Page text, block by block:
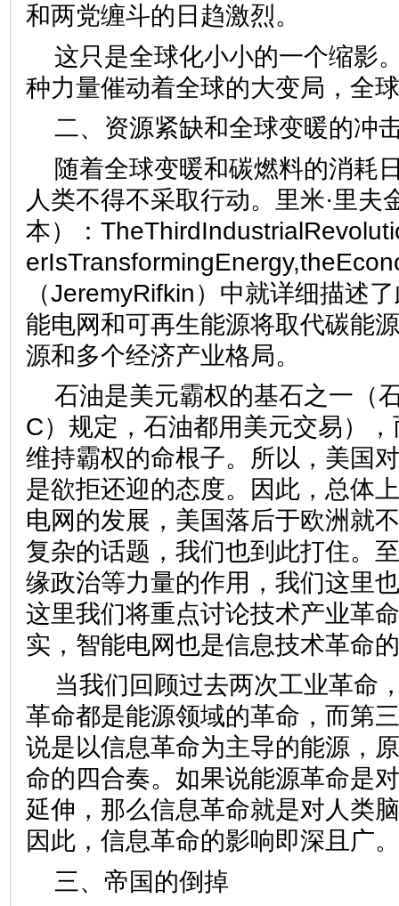
和两党缠斗的日趋激烈。
这只是全球化小小的一个缩影
种力量催动着全球的大变局，全
二、资源紧缺和全球变暖的冲
随着全球变暖和碳燃料的消耗
人类不得不采取行动。里米·里夫
本）：
（JeremyRifkin）中就详细描述
能电网和可再生能源将取代碳能
源和多个经济产业格局。
石油是美元霸权的基石之一（
C）规定，石油都用美元交易）
维持霸权的命根子。所以，美国
是欲拒还迎的态度。因此，总体
电网的发展，美国落后于欧洲就
复杂的话题，我们也到此打住。
缘政治等力量的作用，我们这里
这里我们将重点讨论技术产业革
实，智能电网也是信息技术革命
当我们回顾过去两次工业革命
革命都是能源领域的革命，而第
说是以信息革命为主导的能源，
命的四合奏。如果说能源革命是
延伸，那么信息革命就是对人类
因此，信息革命的影响即深且广。
三、帝国的倒掉